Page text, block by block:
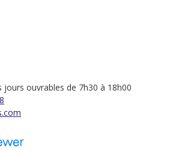
jours ouvrables de 7h30 à 18h00